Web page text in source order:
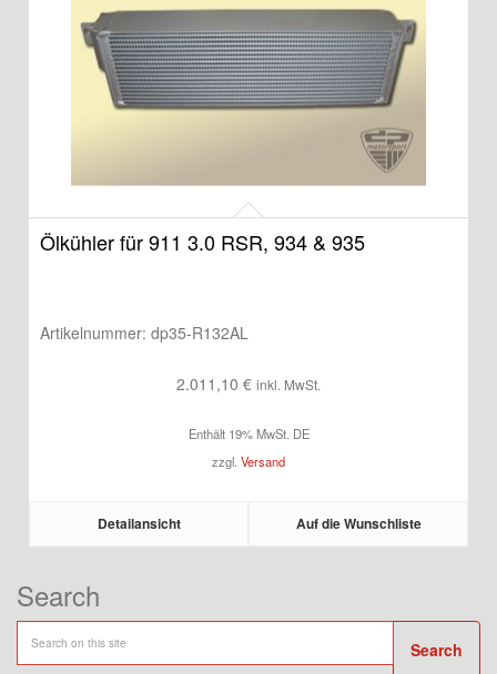
Ölkühler für 911 3.0 RSR, 934 & 935
Artikelnummer: dp35-R132AL
2.011,10 € inkl. MwSt.
Enthält 19% MwSt. DE
zzgl. Versand
Detailansicht Auf die Wunschliste
Search
Search